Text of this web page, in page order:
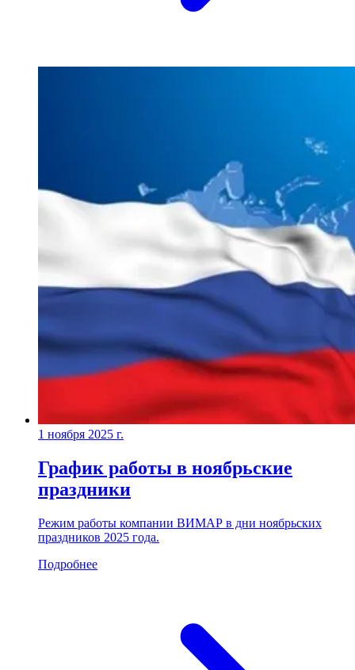
1 ноября 2025 г.
График работы в ноябрьские
праздники
Режим работы компании ВИМАР в дни ноябрьских
праздников 2025 года.
Подробнее